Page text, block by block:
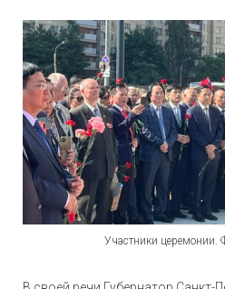
Участники церемонии.